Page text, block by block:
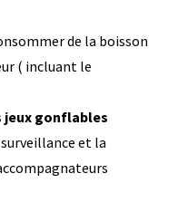
de la boisson
( incluant le
jeux gonflables
et la